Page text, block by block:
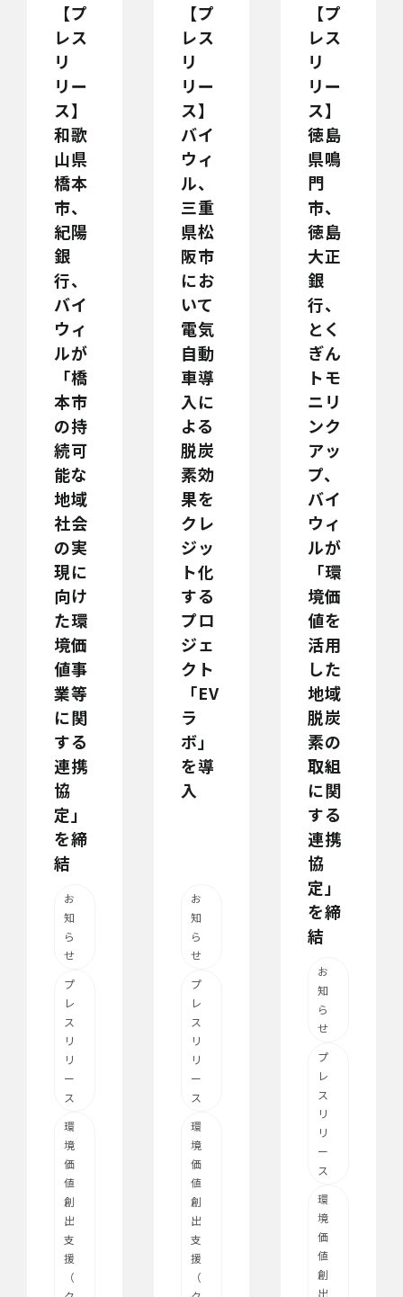
【プ
レス
リ
リー
ス】
和歌
山県
橋本
市、
紀陽
銀
行、
バイ
ウィ
ルが
「橋
本市
の持
続可
能な
地域
社会
の実
現に
向け
た環
境価
値事
業等
に関
する
連携
協
定」
を締
結
お
知
ら
せ
プ
レ
ス
リ
リ
ー
ス
環
境
価
値
創
出
支
援
（
【プ
レス
リ
リー
ス】
バイ
ウィ
ル、
三重
県松
阪市
にお
いて
電気
自動
車導
入に
よる
脱炭
素効
果を
クレ
ジッ
ト化
する
プロ
ジェ
クト
「EV
ラ
ボ」
を導
入
お
知
ら
せ
プ
レ
ス
リ
リ
ー
ス
環
境
価
値
創
出
支
援
（
【プ
レス
リ
リー
ス】
徳島
県鳴
門
市、
徳島
大正
銀
行、
とく
ぎん
トモ
ニリ
ンク
アッ
プ、
バイ
ウィ
ルが
「環
境価
値を
活用
した
地域
脱炭
素の
取組
に関
する
連携
協
定」
を締
結
お
知
ら
せ
プ
レ
ス
リ
リ
ー
ス
環
境
価
値
創
出